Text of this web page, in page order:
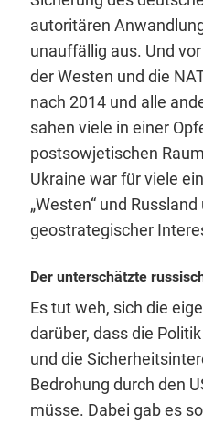
autoritären
unauffällig aus. Und
der Westen und die
nach 2014 und alle
sahen viele in einer
postsowjetischen
Ukraine war für viele
„Westen“ und
geostrategischer
Der unterschätzte
Es tut weh, sich die
darüber, dass die
und die
Bedrohung durch den
müsse. Dabei gab es